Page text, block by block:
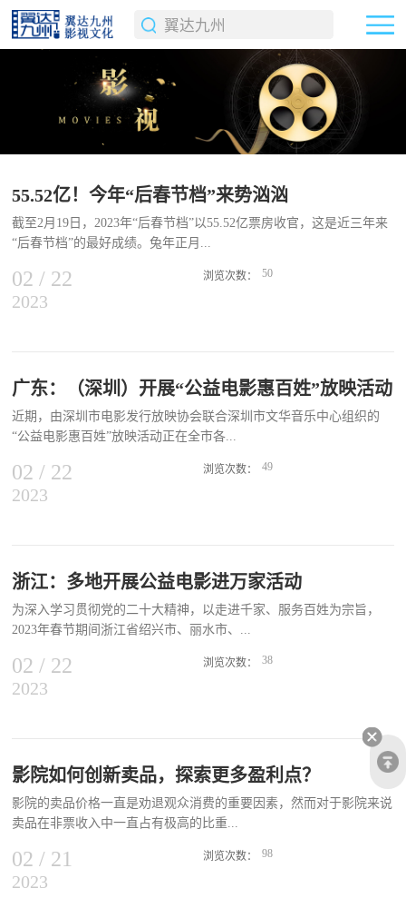
55.52亿！今年“后春节档”来势汹汹
截至2月19日，2023年“后春节档”以55.52亿票房收官，这是近三年来
“后春节档”的最好成绩。兔年正月...
初一，春节档电影开映，电影院迎来了近几年少有的观影热潮。影院
迹象逐渐显现。最终春节档以67.58亿票房收官。春节档后，新片迅
年冷清的“后春节档”相比，今年“后春节档”显得“生机勃勃”。数据显
示，2023年正月初七到正月十五的票房产出超过2019年疫情前同期票
房，即使以广义“后春节档”票房考量，正月初七至正月二十九超55亿
也是三年来的最高票房。“后春节档”新片类型丰富“后春节档”的概念
最早由中国电影评论学会会长饶曙光提出。饶曙光告诉记者，“后春
观影热潮，让中国电影市场更加有序旺盛。猫眼分析师刘振飞介绍，
从影片整体票房进度来看，经过春节档半个月的释放，春节档影片累
计进度普遍都到了八成到九成之间，上映三周后市场是需要新片供应
02 / 22
2023
浏览次数： 50
广东：（深圳）开展“公益电影惠百姓”放映活动
近期，由深圳市电影发行放映协会联合深圳市文华音乐中心组织的
“公益电影惠百姓”放映活动正在全市各...
街道社区、广场、工业园、学校等地点巡回开展。2月6日晚，活动在
说：“春暖花开，正是奋发向上的季节。在这个时间节点，为群众放
晚在福田区竹园社区放映了历史题材电影《南京！南京》，现场观众
聚精会神观看影片，看到片中那些沉重的画面时情不自禁流下悲愤的
泪水，激发大家强烈的爱国热情。深圳市文华音乐中心刘代䘵理事长
表示：“此次活采用菜单式的影片库供大家挑选影片放映，希望大家
喜欢。未来要更贴近生活，为社区居民服好务、办实事，让他们感受
二十大精神，促进文化服务均等化、加强和谐社会建设的具体举措，
通过放映爱国主义题材电影，唱响主旋律，弘扬正能量，努力实现
好、维护好、发展好人民群众基本文化权益。活动受到社区居民的欢
迎和好评，纷纷表示希望这种公益放映活动能长久持续下去。
02 / 22
2023
浏览次数： 49
浙江：多地开展公益电影进万家活动
为深入学习贯彻党的二十大精神，以走进千家、服务百姓为宗旨，
2023年春节期间浙江省绍兴市、丽水市、...
宁波等地积极开展公益电影放映活动，进一步满足基层群众文化需
兴新世纪院线公司的放映员们奔赴乡村、广场、文化礼堂、企业等
地，为广大市民朋友、一线工作者送去了节日丰盛的精神文化大餐。
院线下辖各放映单位高度重视、充分准备，除了做好对放映设备的检
板、放映幻灯片等多种形式来烘托气氛，并精心挑选了《万里归途》
《峰爆》《孙悟空大战红孩儿》等主旋律影片和地方戏曲片，用优秀
电影展映的形式学习宣传贯彻党的二十大精神。丽水市时代农村数字
电影有限公司精选《万里归途》《妈妈！》《刀锋行动》等影片，从
春节至3月底前在城区、开发区等6个街道30多个点位开展放映活动
02 / 22
2023
浏览次数： 38
影院如何创新卖品，探索更多盈利点？
影院的卖品价格一直是劝退观众消费的重要因素，然而对于影院来说
卖品在非票收入中一直占有极高的比重...
，面对这些问题，卖品该如何定价？怎样创新？除卖品外还有什么可
02 / 21
2023
浏览次数： 98